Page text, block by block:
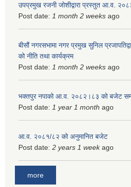
उपप्रमुख रजनी जोशीद्वारा प्रस्तुत आ.व.
Post date: 1 month 2 weeks ago
बीसौं नगरसभामा नगर प्रमुख सुनिल
को नीति तथा कार्यक्रम
Post date: 1 month 2 weeks ago
भक्तपुर नपाको आ.व. २०८२।८३ को बजेट
Post date: 1 year 1 month ago
आ.व. २०८१/८२ को अनुमानित बजेट
Post date: 2 years 1 weekago
more